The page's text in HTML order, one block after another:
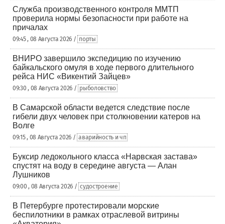
Служба производственного контроля ММТП
проверила нормы безопасности при работе на
причалах
09:45 , 08 Августа 2026 / порты
ВНИРО завершило экспедицию по изучению
байкальского омуля в ходе первого длительного
рейса НИС «Викентий Зайцев»
09:30 , 08 Августа 2026 / рыболовство
В Самарской области ведется следствие после
гибели двух человек при столкновении катеров на
Волге
09:15 , 08 Августа 2026 / аварийность и чп
Буксир ледокольного класса «Нарвская застава»
спустят на воду в середине августа — Алан
Лушников
09:00 , 08 Августа 2026 / судостроение
В Петербурге протестировали морские
беспилотники в рамках отраслевой витрины